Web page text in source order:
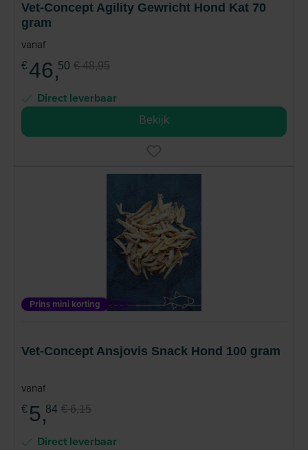
Vet-Concept Agility Gewricht Hond Kat 70
gram
vanaf
€ 46,50 € 48,95
Direct leverbaar
Bekijk
Prins mini korting -5%
Vet-Concept Ansjovis Snack Hond 100 gram
vanaf
€ 5,84 € 6,15
Direct leverbaar